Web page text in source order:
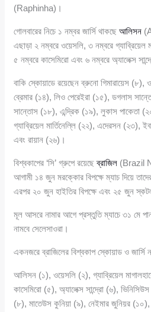
(Raphinha)।
গোলবারের নিচে ১ নম্বর জার্সি থাকছেআলিসন
এছাড়া ২ নম্বরে ওয়েসলি, ৩ নম্বরে গ্যাব্রিয়েল
৫ নম্বরে কাসেমিরো এবং ৬ নম্বরে অ্যালেক্স
বাকি স্কোয়াডে রয়েছেন ব্রুনো গিমারায়েস
ব্রেমার (১৪), লিও পেরেইরা (১৫), ডগলাস
সান্তোস (১৮), এন্দ্রিক (১৯), লুকাস পাকেতা
গ্যাব্রিয়েল মার্তিনেল্লি (২২), এদেরসন (২৩),
এবং রায়ান (২৬)।
বিশ্বকাপের ‘সি’ গ্রুপে রয়েছেব্রাজিল (Brazil
আগামী ১৪ জুন মরক্কোর বিপক্ষে ম্যাচ দিয়ে
এরপর ২০ জুন হাইতির বিপক্ষে এবং ২৫ জুন
মূল আসরে নামার আগে প্রস্তুতি ম্যাচে ৩১ মে
নামবে সেলেসাওরা।
একনজরে ব্রাজিলের বিশ্বকাপ স্কোয়াড ও জার্সি
আলিসন (১), ওয়েসলি (২), গ্যাব্রিয়েল
কাসেমিরো (৫), অ্যালেক্স সান্দ্রো (৬),
(৮), মাতেউস কুনিয়া (৯), নেইমার জুনিয়র